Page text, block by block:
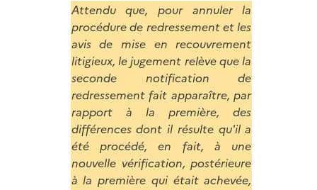
Attendu que, pour annuler la
procédure de redressement et les
avis de mise en recouvrement
litigieux, le jugement relève que la
seconde notification de
redressement fait apparaître, par
rapport à la première, des
différences dont il résulte qu'il a
été procédé, en fait, à une
nouvelle vérification, postérieure
à la première qui était achevée,